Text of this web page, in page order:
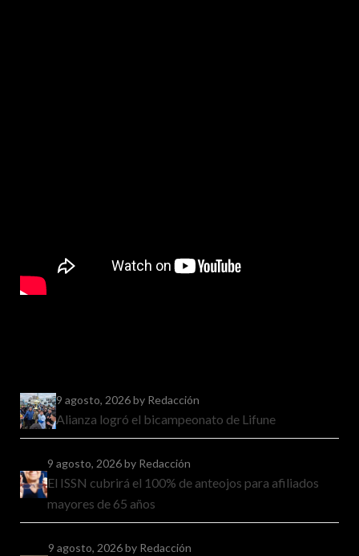
9 agosto, 2026by Redacción
Alianza logró el bicampeonato de Lifune
9 agosto, 2026by Redacción
El ISSN cubrirá el 100% de anteojos para afiliados
mayores de 65 años
9 agosto, 2026by Redacción